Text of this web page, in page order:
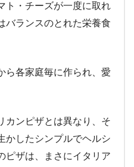
ト・チーズが一度に取れ
バランスのとれた栄養食
ら各家庭毎に作られ、愛
カンピザとは異なり、そ
かしたシンプルでヘルシ
ピザは、まさにイタリア